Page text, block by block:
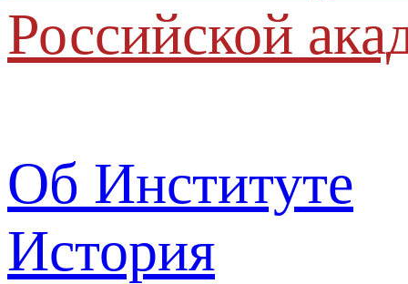
Российской
Об Институте
История